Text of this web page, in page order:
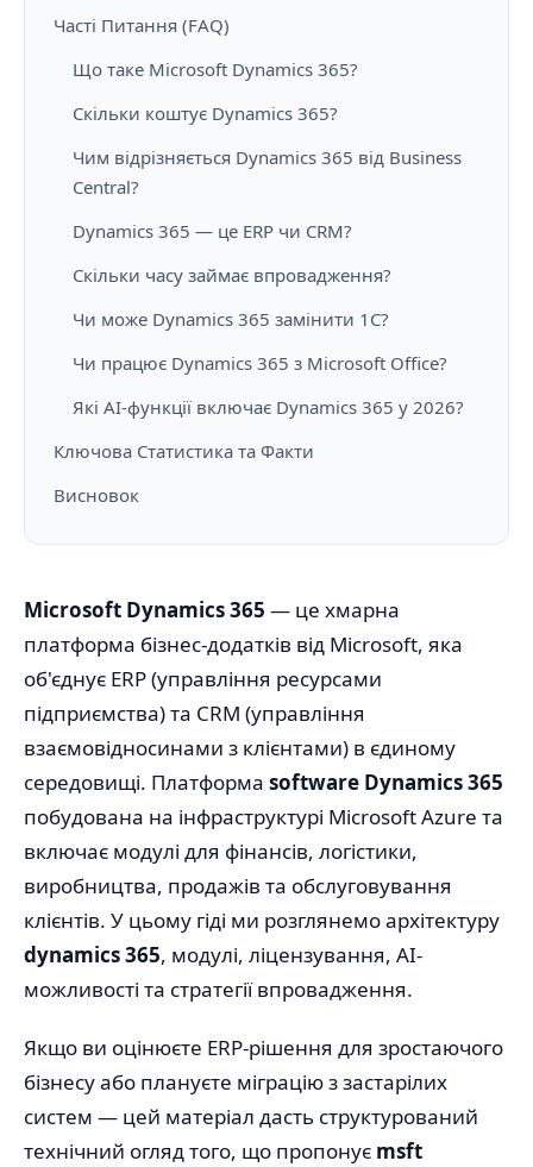
Часті Питання (FAQ)
Що таке Microsoft Dynamics 365?
Скільки коштує Dynamics 365?
Чим відрізняється Dynamics 365 від Business
Central?
Dynamics 365 — це ERP чи CRM?
Скільки часу займає впровадження?
Чи може Dynamics 365 замінити 1С?
Чи працює Dynamics 365 з Microsoft Office?
Які AI-функції включає Dynamics 365 у 2026?
Ключова Статистика та Факти
Висновок
Microsoft Dynamics 365 — це хмарна
платформа бізнес-додатків від Microsoft, яка
об'єднує ERP (управління ресурсами
підприємства) та CRM (управління
взаємовідносинами з клієнтами) в єдиному
середовищі. Платформа software Dynamics 365
побудована на інфраструктурі Microsoft Azure та
включає модулі для фінансів, логістики,
виробництва, продажів та обслуговування
клієнтів. У цьому гіді ми розглянемо архітектуру
dynamics 365, модулі, ліцензування, AI-
можливості та стратегії впровадження.
Якщо ви оцінюєте ERP-рішення для зростаючого
бізнесу або плануєте міграцію з застарілих
систем — цей матеріал дасть структурований
технічний огляд того, що пропонує msft